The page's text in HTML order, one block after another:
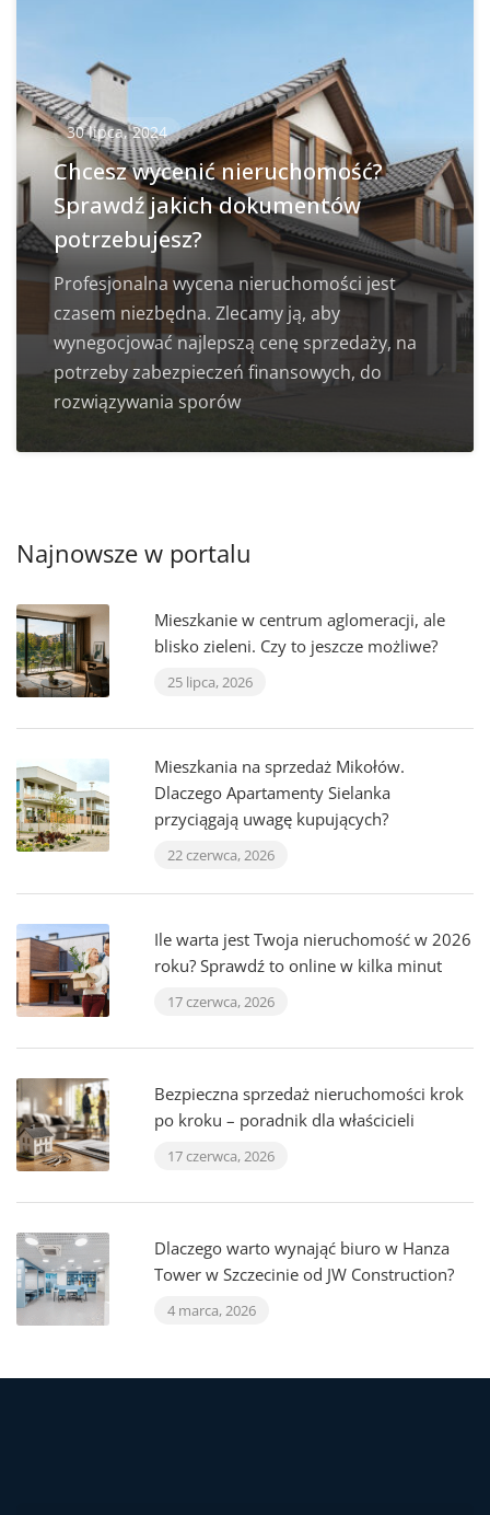
30 lipca, 2024
Chcesz wycenić nieruchomość?
Sprawdź jakich dokumentów
potrzebujesz?
Profesjonalna wycena nieruchomości jest
czasem niezbędna. Zlecamy ją, aby
wynegocjować najlepszą cenę sprzedaży, na
potrzeby zabezpieczeń finansowych, do
rozwiązywania sporów
Najnowsze w portalu
Mieszkanie w centrum aglomeracji, ale
blisko zieleni. Czy to jeszcze możliwe?
25 lipca, 2026
Mieszkania na sprzedaż Mikołów.
Dlaczego Apartamenty Sielanka
przyciągają uwagę kupujących?
22 czerwca, 2026
Ile warta jest Twoja nieruchomość w 2026
roku? Sprawdź to online w kilka minut
17 czerwca, 2026
Bezpieczna sprzedaż nieruchomości krok
po kroku – poradnik dla właścicieli
17 czerwca, 2026
Dlaczego warto wynająć biuro w Hanza
Tower w Szczecinie od JW Construction?
4 marca, 2026